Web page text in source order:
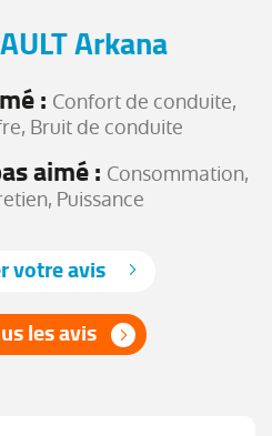
Arkana
: Confort de conduite,
Bruit de conduite
aimé : Consommation,
Puissance
votre avis
les avis